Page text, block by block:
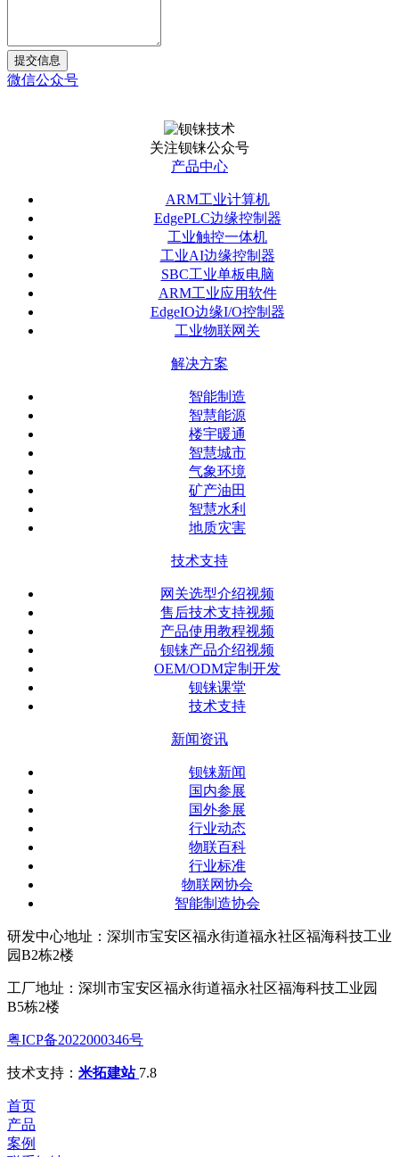
提交信息
微信公众号
关注钡铼公众号
产品中心
ARM工业计算机
EdgePLC边缘控制器
工业触控一体机
工业AI边缘控制器
SBC工业单板电脑
ARM工业应用软件
EdgeIO边缘I/O控制器
工业物联网关
解决方案
智能制造
智慧能源
楼宇暖通
智慧城市
气象环境
矿产油田
智慧水利
地质灾害
技术支持
网关选型介绍视频
售后技术支持视频
产品使用教程视频
钡铼产品介绍视频
OEM/ODM定制开发
钡铼课堂
技术支持
新闻资讯
钡铼新闻
国内参展
国外参展
行业动态
物联百科
行业标准
物联网协会
智能制造协会
研发中心地址：深圳市宝安区福永街道福永社区福海科技工业
园B2栋2楼
工厂地址：深圳市宝安区福永街道福永社区福海科技工业园
B5栋2楼
粤ICP备2022000346号
技术支持： 米拓建站 7.8
首页
产品
案例